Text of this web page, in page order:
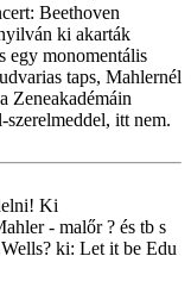
Beethoven
ki akarták
egy monomentális
taps, Mahlernél
Zeneakadémáin
szerelmeddel, itt nem.
Ki
- malőr ? és tb s
ki: Let it be Edu